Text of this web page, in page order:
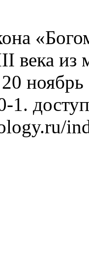
из
ноябрь
1.